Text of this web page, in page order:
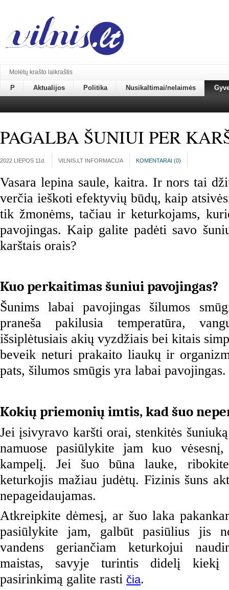
Molėtų krašto laikraštis
P Aktualijos Politika Nusikaltimai/nelaimės
PAGALBA ŠUNIUI PER
2022 LIEPOS 11d. VILNIS.LT INFORMACIJA KOMENTARAI (0)
Vasara lepina saule, kaitra. Ir nors tai
verčia ieškoti efektyvių būdų, kaip
tik žmonėms, tačiau ir keturkojams,
pavojingas. Kaip galite padėti savo
karštais orais?
Kuo perkaitimas šuniui pavojingas?
Šunims labai pavojingas šilumos
praneša pakilusia temperatūra,
išsiplėtusiais akių vyzdžiais bei kitais
beveik neturi prakaito liaukų ir
pats, šilumos smūgis yra labai pavojingas.
Kokių priemonių imtis, kad šuo
Jei įsivyravo karšti orai, stenkitės
namuose pasiūlykite jam kuo vėsesnį,
kampelį. Jei šuo būna lauke,
keturkojis mažiau judėtų. Fizinis šuns
nepageidaujamas.
Atkreipkite dėmesį, ar šuo laka
pasiūlykite jam, galbūt pasiūlius jis
vandens geriančiam keturkojui
maistas, savyje turintis didelį kiekį
pasirinkimą galite rasti čia.